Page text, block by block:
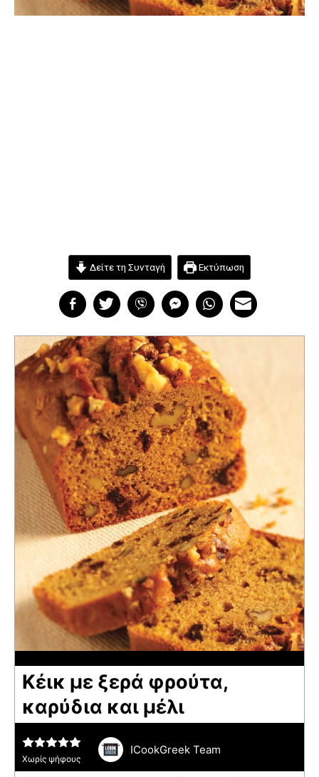
Δείτε τη Συνταγή Εκτύπωση
Κέικ με ξερά φρούτα,
καρύδια και μέλι
Χωρίς ψήφους
ICookGreek Team